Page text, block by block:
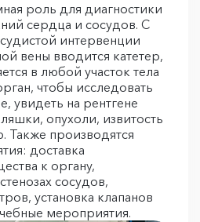
роль для диагностики
сердца и сосудов. С
интервенции
вены вводится катетер,
в любой участок тела
чтобы исследовать
увидеть на рентгене
опухоли, извитость
Также производятся
доставка
к органу,
сосудов,
установка клапанов
мероприятия.